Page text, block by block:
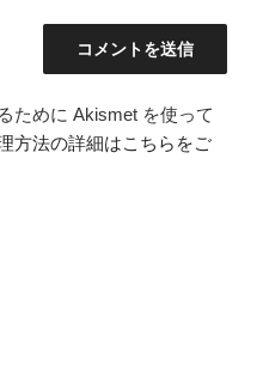
ために Akismet を使って
方法の詳細はこちらをご